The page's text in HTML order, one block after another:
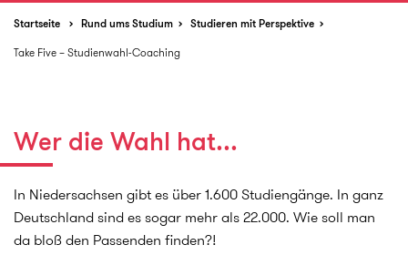
Startseite Rund ums Studium
Studieren mit Perspektive
Take Five – Studienwahl-Coaching
Wer die Wahl hat...
In Niedersachsen gibt es über 1.600 Studiengänge. In ganz
Deutschland sind es sogar mehr als 22.000. Wie soll man
da bloß den Passenden finden?!